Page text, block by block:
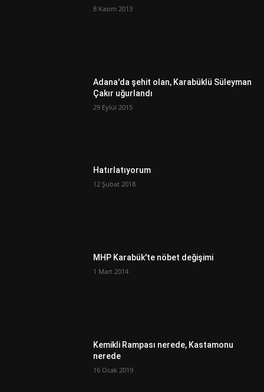
8 Kasım 2013
Adana'da şehit olan, Karabüklü Süleyman
Çakır uğurlandı
29 Eylül 2015
Hatırlatıyorum
12 Şubat 2018
MHP Karabük'te nöbet değişimi
1 Mart 2014
Kemikli Rampası nerede, Kastamonu
nerede
16 Ocak 2019